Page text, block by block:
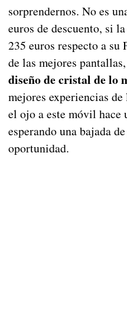
sorprendernos. No es
euros de descuento, si
235 euros respecto a su
de las mejores
diseño de cristal de lo
mejores experiencias
el ojo a este móvil hace
esperando una bajada
oportunidad.